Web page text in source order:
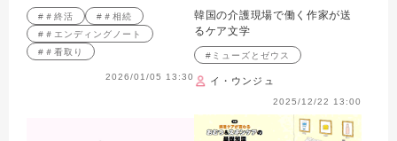
トを徹底解説！
#＃終活
#＃相続
#＃エンディングノート
#＃看取り
2026/01/05 13:30
る ｜ 私はミューズとゼ
ウスのケアラーです
韓国の介護現場で働く作家が送
るケア文学
#ミューズとゼウス
イ・ウンジュ
2025/12/22 13:00